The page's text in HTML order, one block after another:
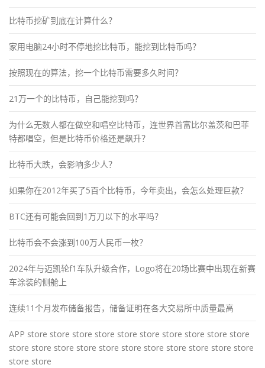
比特币挖矿到底在计算什么？
家用电脑24小时不停地挖比特币，能挖到比特币吗？
按照现在的算法，挖一个比特币需要多久时间？
21万一个的比特币，自己能挖到吗？
为什么无数人都在做空和唱空比特币，连世界首富比尔盖茨和巴菲
特都唱空，但是比特币价格还是飙升？
比特币大跌，会影响多少人？
如果你在2012年买了5百个比特币，今年卖出，会怎么处理巨款？
BTC还有可能会回到1万刀以下的水平吗？
比特币会不会涨到100万人民币一枚？
2024年与迈凯轮f1车队升级合作，Logo将在20场比赛中出现在新赛
车涂装的侧舱上
连续11个月发布储备报告，储备证明在各大交易所中质量最高
APP store store store store store store store store store store
store store store store store store store store store store store
store store